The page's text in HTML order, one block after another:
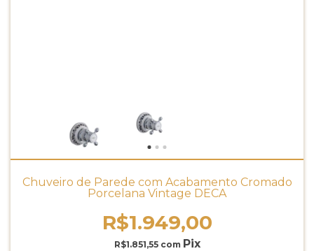
Chuveiro de Parede com Acabamento Cromado
Porcelana Vintage DECA
R$1.949,00
R$1.851,55 com